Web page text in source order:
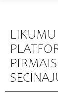
LIKUMU